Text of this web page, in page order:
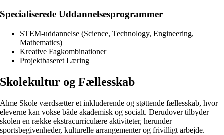
Specialiserede Uddannelsesprogrammer
STEM-uddannelse (Science, Technology, Engineering,
Mathematics)
Kreative Fagkombinationer
Projektbaseret Læring
Skolekultur og Fællesskab
Alme Skole værdsætter et inkluderende og støttende fællesskab, hvor
eleverne kan vokse både akademisk og socialt. Derudover tilbyder
skolen en række ekstracurriculære aktiviteter, herunder
sportsbegivenheder, kulturelle arrangementer og frivilligt arbejde.